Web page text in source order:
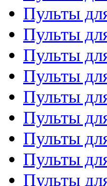
Пульты
Пульты
Пульты
Пульты
Пульты
Пульты
Пульты
Пульты
Пульты